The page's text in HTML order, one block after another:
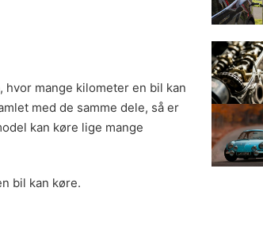
hvor mange kilometer en bil kan
med de samme dele, så er
kan køre lige mange
bil kan køre.